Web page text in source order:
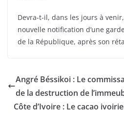
Devra-t-il, dans les jours à
nouvelle notification d’une
de la République, après son
Angré Béssikoi : Le
de la destruction de
Côte d’Ivoire : Le cacao